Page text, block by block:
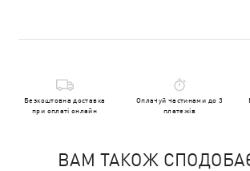
Безкоштовна доставка
при оплаті онлайн
Оплачуй частинами до 3
платежів
ВАМ ТАКОЖ